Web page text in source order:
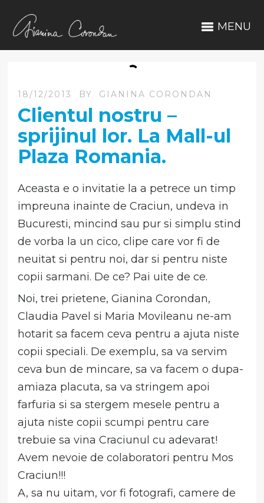
MENU
18/12/2013 BY GIANINA CORONDAN
Clientul nostru –
sprijinul lor. La Mall-ul
Plaza Romania.
Aceasta e o invitatie la a petrece un timp
impreuna inainte de Craciun, undeva in
Bucuresti, mincind sau pur si simplu stind
de vorba la un cico, clipe care vor fi de
neuitat si pentru noi, dar si pentru niste
copii sarmani. De ce? Pai uite de ce.
Noi, trei prietene, Gianina Corondan,
Claudia Pavel si Maria Movileanu ne-am
hotarit sa facem ceva pentru a ajuta niste
copii speciali. De exemplu, sa va servim
ceva bun de mincare, sa va facem o dupa-
amiaza placuta, sa va stringem apoi
farfuria si sa stergem mesele pentru a
ajuta niste copii scumpi pentru care
trebuie sa vina Craciunul cu adevarat!
Avem nevoie de colaboratori pentru Mos
Craciun!!!
A, sa nu uitam, vor fi fotografi, camere de